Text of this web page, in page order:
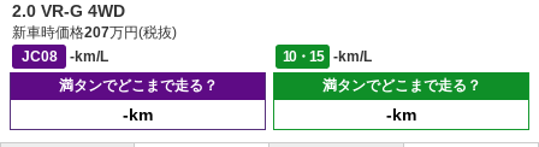
2.0 VR-G 4WD
新車時価格207万円(税抜)
JC08
-km/L 10・15
-km/L
満タンでどこまで走る？
-km
満タンでどこまで走る？
-km